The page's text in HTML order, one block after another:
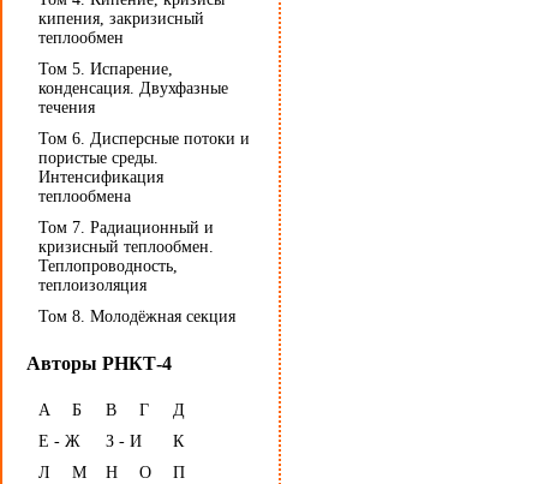
кипения, закризисный
теплообмен
Том 5. Испарение,
конденсация. Двухфазные
течения
Том 6. Дисперсные потоки и
пористые среды.
Интенсификация
теплообмена
Том 7. Радиационный и
кризисный теплообмен.
Теплопроводность,
теплоизоляция
Том 8. Молодёжная секция
Авторы РНКТ-4
А Б В Г
Д
Е - Ж
З - И
К
Л
М Н О
П